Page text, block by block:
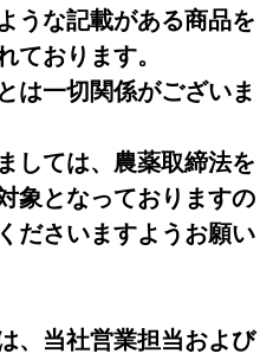
うな記載がある商品を
ております。
は一切関係がございま
しては、農薬取締法を
象となっておりますの
ださいますようお願い
、当社営業担当および